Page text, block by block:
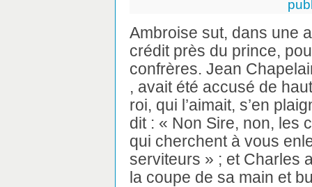
Ambroise sut, dans une
crédit près du prince,
confrères. Jean
, avait été accusé de
roi, qui l’aimait, s’en
dit : « Non Sire, non, les
qui cherchent à vous
serviteurs » ; et Charles
la coupe de sa main et